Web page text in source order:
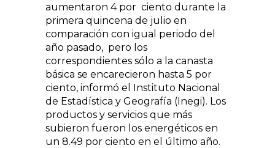
aumentaron 4 por ciento durante la
primera quincena de julio en
comparación con igual periodo del
año pasado, pero los
correspondientes sólo a la canasta
básica se encarecieron hasta 5 por
ciento, informó el Instituto Nacional
de Estadística y Geografía (Inegi). Los
productos y servicios que más
subieron fueron los energéticos en
un 8.49 por ciento en el último año.